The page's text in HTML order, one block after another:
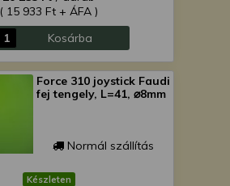
( 15 933 Ft + ÁFA )
Kosárba
Force 310 joystick Faudi
fej tengely, L=41, ⌀8mm
Normál szállítás
Készleten